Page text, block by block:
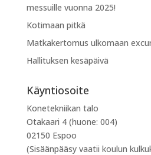
messuille vuonna 2025!
Kotimaan pitkä
Matkakertomus ulkomaan
Hallituksen kesäpäivä
Käyntiosoite
Konetekniikan talo
Otakaari 4 (huone: 004)
02150 Espoo
(Sisäänpääsy vaatii koulun